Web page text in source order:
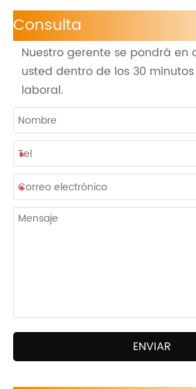
Consulta
Nuestro gerente se pondrá en
usted dentro de los 30
laboral.
ENVIAR